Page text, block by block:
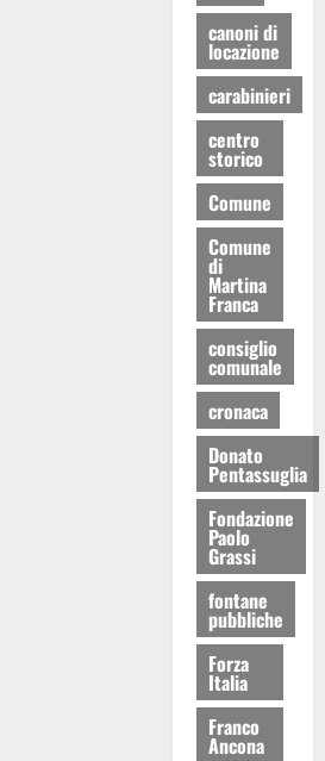
canoni di
locazione
carabinieri
centro
storico
Comune
Comune
di
Martina
Franca
consiglio
comunale
cronaca
Donato
Pentassuglia
Fondazione
Paolo
Grassi
fontane
pubbliche
Forza
Italia
Franco
Ancona